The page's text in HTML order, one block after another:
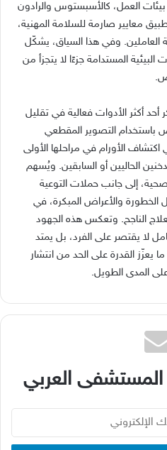
العمل، كالأسبستوس والرادون
معايير صارمة للسلامة المهنية،
العاملين. وفي هذا السياق، يشكّل
المستدامة جزءًا لا يتجزأ من
أكثر الأدوات فعالية في تقليل
باستخدام التصوير المقطعي
الأورام في مراحلها الأولى
الحاليين أو السابقين. ويُسهم
إلى جانب حملات التوعية
الخطورة والأعراض المبكرة، في
الناجح. وتعكس هذه الجهود
لا يقتصر على الفرد، بل يمتد
يعزّز القدرة على الحد من انتشار
المدى الطويل.
العربي